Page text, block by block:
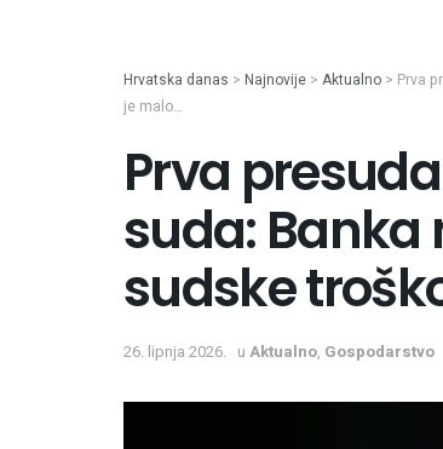
Hrvatska danas > Najnovije > Aktualno > Prva
je malo…
Prva
suda:
sudske
26. lipnja 2026. u Aktualno, Gospodarstvo